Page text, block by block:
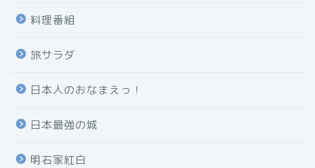
料理番組
旅サラダ
日本人のおなまえっ！
日本最強の城
明石家紅白